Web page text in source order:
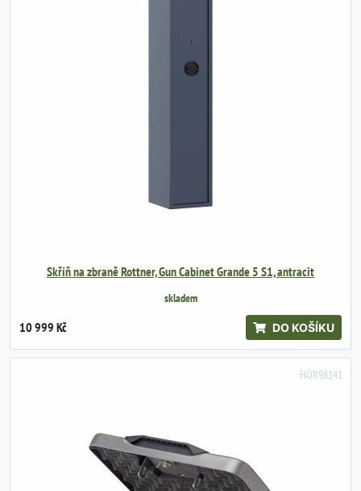
Skříň na zbraně Rottner, Gun Cabinet Grande 5 S1, antracit
skladem
10 999 Kč DO KOŠÍKU
HOR98141